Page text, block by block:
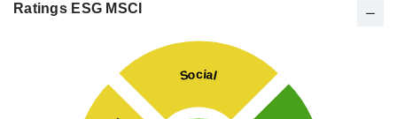
Ratings ESG MSCI